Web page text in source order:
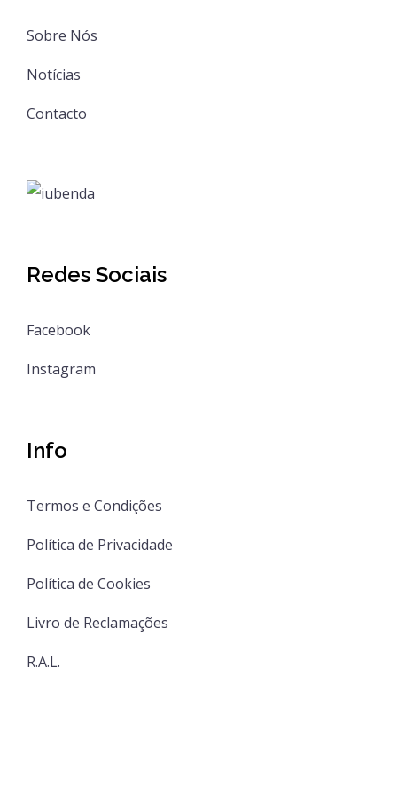
Sobre Nós
Notícias
Contacto
Redes Sociais
Facebook
Instagram
Info
Termos e Condições
Política de Privacidade
Política de Cookies
Livro de Reclamações
R.A.L.